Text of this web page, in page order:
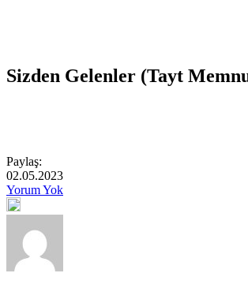
Sizden Gelenler (Tayt
Paylaş:
02.05.2023
Yorum Yok